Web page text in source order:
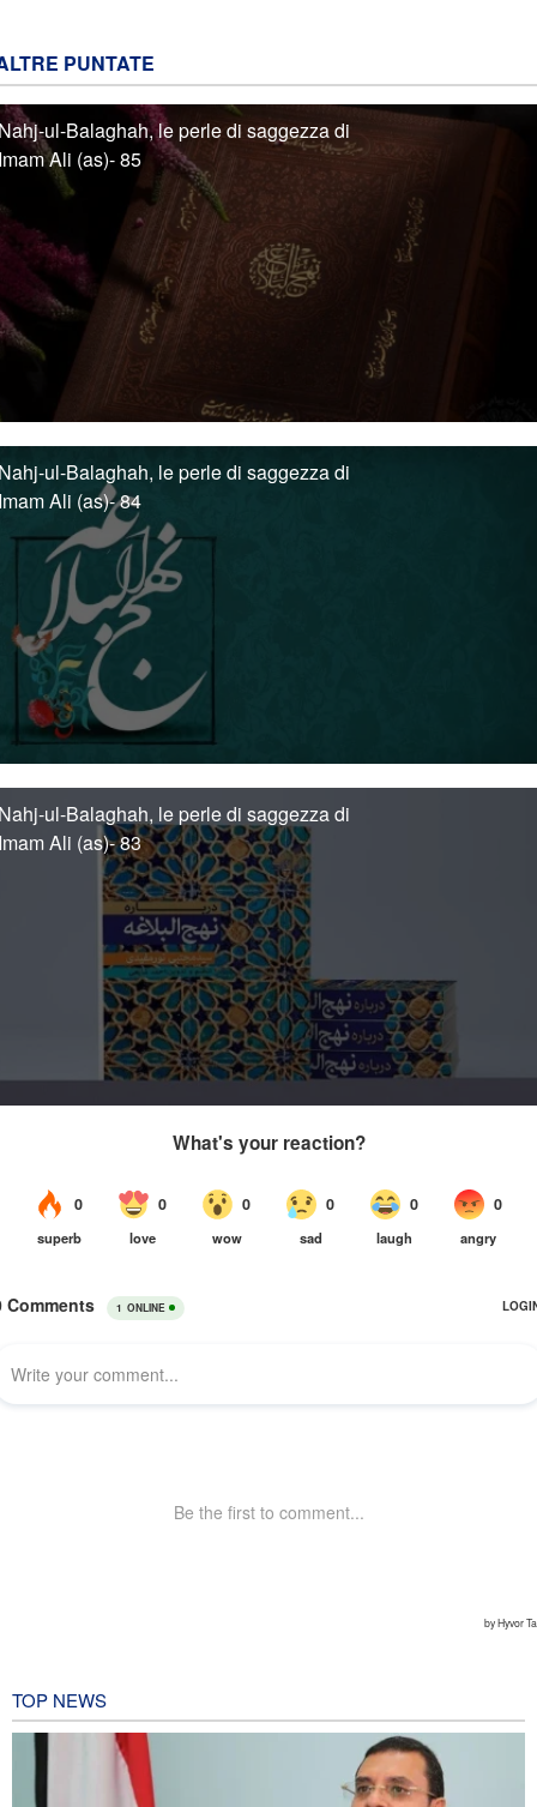
PUNTATE
ul-Balaghah, le perle di saggezza di
Ali (as)- 85
ul-Balaghah, le perle di saggezza di
Ali (as)- 84
ul-Balaghah, le perle di saggezza di
Ali (as)- 83
TOP NEWS